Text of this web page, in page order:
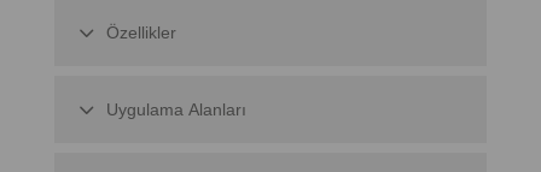
Özellikler
Uygulama Alanları